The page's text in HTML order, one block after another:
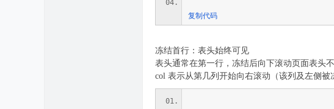
复制代码
冻结首行：表头始终可见
表头通常在第一行，冻结后向下滚动页面表头
col 表示从第几列开始向右滚动（该列及左侧